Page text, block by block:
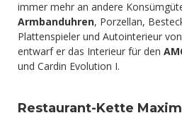
immer mehr an andere
Armbanduhren, Porzellan,
Plattenspieler und Autointerieur
entwarf er das Interieur für den
und Cardin Evolution I.
Restaurant-Kette